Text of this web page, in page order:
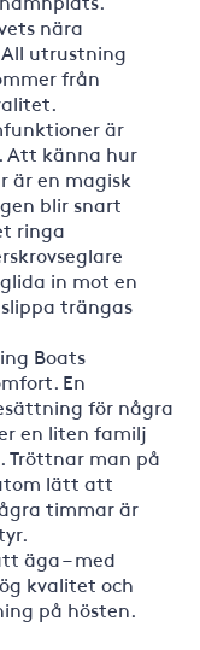
nära
utrustning
från
är
Att känna hur
är en magisk
blir snart
ringa
in mot en
trängas
Boats
En
för några
en liten familj
Tröttnar man på
lätt att
timmar är
äga – med
kvalitet och
på hösten.